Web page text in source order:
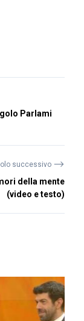
Parlami
successivo ⟶
della mente
(video e testo)